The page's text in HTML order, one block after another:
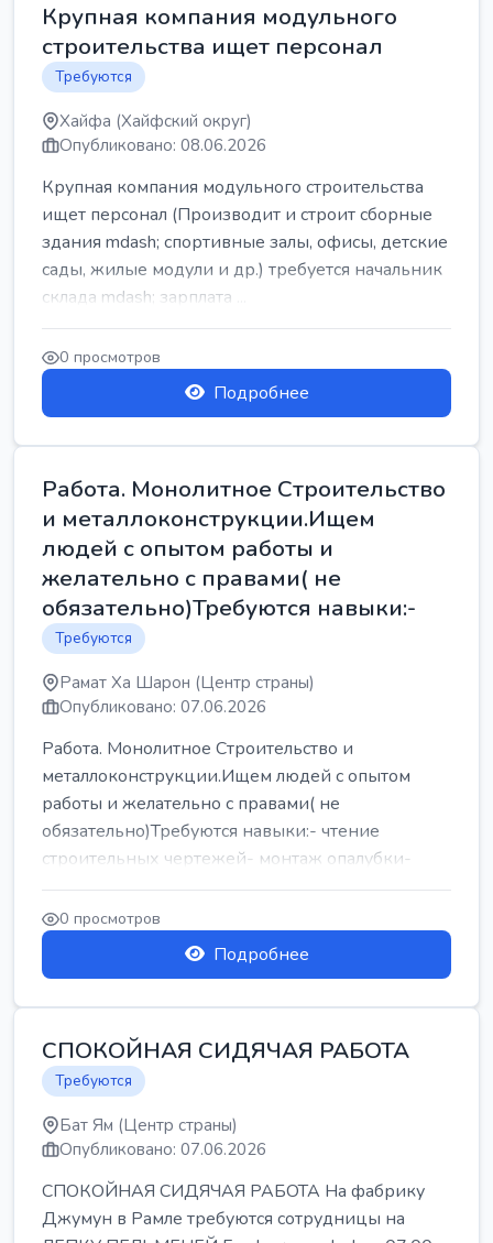
Крупная компания модульного
строительства ищет персонал
Требуются
Хайфа (Хайфский округ)
Опубликовано: 08.06.2026
Крупная компания модульного строительства
ищет персонал (Производит и строит сборные
здания mdash; спортивные залы, офисы, детские
сады, жилые модули и др.) требуется начальник
склада mdash; зарплата ...
0 просмотров
Подробнее
Работа. Монолитное Строительство
и металлоконструкции.Ищем
людей с опытом работы и
желательно с правами( не
обязательно)Требуются навыки:-
Требуются
Рамат Ха Шарон (Центр страны)
Опубликовано: 07.06.2026
Работа. Монолитное Строительство и
металлоконструкции.Ищем людей с опытом
работы и желательно с правами( не
обязательно)Требуются навыки:- чтение
строительных чертежей- монтаж опалубки-
армокаркасыОпл...
0 просмотров
Подробнее
СПОКОЙНАЯ СИДЯЧАЯ РАБОТА
Требуются
Бат Ям (Центр страны)
Опубликовано: 07.06.2026
СПОКОЙНАЯ СИДЯЧАЯ РАБОТА На фабрику
Джумун в Рамле требуются сотрудницы на